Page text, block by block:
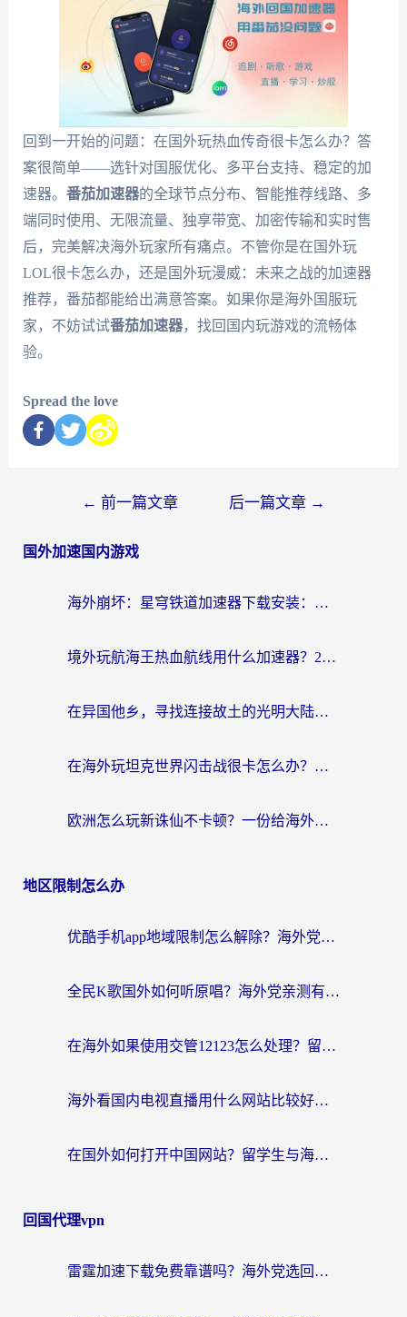
回到一开始的问题：在国外玩热血传奇很卡怎么办？答
案很简单——选针对国服优化、多平台支持、稳定的加
速器。 番茄加速器的全球节点分布、智能推荐线路、多
端同时使用、无限流量、独享带宽、加密传输和实时售
后，完美解决海外玩家所有痛点。不管你是在国外玩
LOL很卡怎么办，还是国外玩漫威：未来之战的加速器
推荐，番茄都能给出满意答案。如果你是海外国服玩
家，不妨试试番茄加速器，找回国内玩游戏的流畅体
验。
Spread the love
← 前一篇文章 后一篇文章 →
国外加速国内游戏
海外崩坏：星穹铁道加速器下载安装：一份给游子的终极网络指南
境外玩航海王热血航线用什么加速器？2026海外玩家实测最优方案（附欧洲问道堡垒前线加速技巧）
在异国他乡，寻找连接故土的光明大陆免费加速器
在海外玩坦克世界闪击战很卡怎么办？老玩家亲测有效的加速器选择指南
欧洲怎么玩新诛仙不卡顿？一份给海外游子的国服游戏畅玩指南
地区限制怎么办
优酷手机app地域限制怎么解除？海外党亲测有效的追剧方案
全民K歌国外如何听原唱？海外党亲测有效的回国加速器选择指南
在海外如果使用交管12123怎么处理？留学生亲测有效的回国加速方案
海外看国内电视直播用什么网站比较好？一篇解决你所有追剧难题的实用指南
在国外如何打开中国网站？留学生与海外华人的无缝访问指南
回国代理vpn
雷霆加速下载免费靠谱吗？海外党选回国加速器的避坑指南（附热门工具对比）